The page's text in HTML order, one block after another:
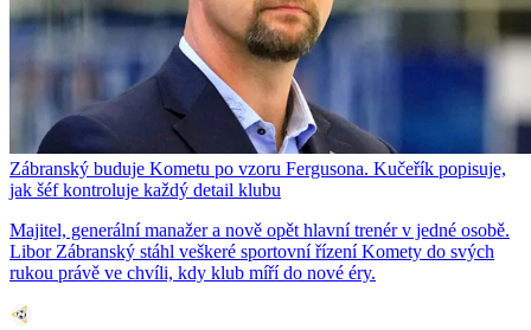
Zábranský buduje Kometu po vzoru Fergusona. Kučeřík popisuje,
jak šéf kontroluje každý detail klubu
Majitel, generální manažer a nově opět hlavní trenér v jedné osobě.
Libor Zábranský stáhl veškeré sportovní řízení Komety do svých
rukou právě ve chvíli, kdy klub míří do nové éry.